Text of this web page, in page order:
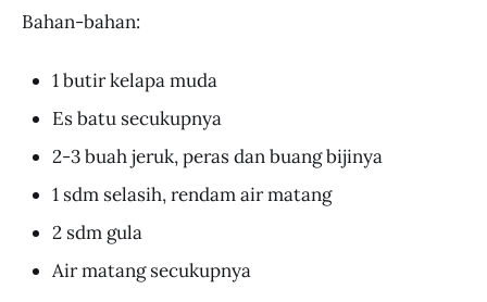
Bahan-bahan:
1 butir kelapa muda
Es batu secukupnya
2-3 buah jeruk, peras dan buang bijinya
1 sdm selasih, rendam air matang
2 sdm gula
Air matang secukupnya